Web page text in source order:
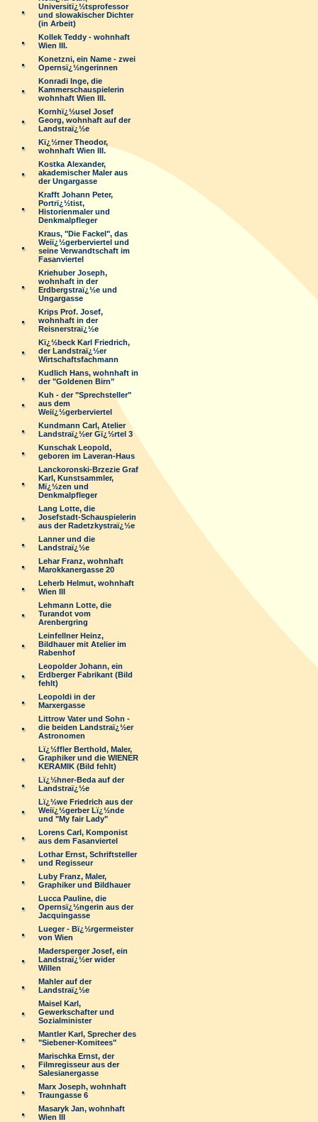
Universitï¿½tsprofessor
und slowakischer Dichter
(in Arbeit)
Kollek Teddy - wohnhaft
Wien III.
Konetzni, ein Name - zwei
Opernsï¿½ngerinnen
Konradi Inge, die
Kammerschauspielerin
wohnhaft Wien III.
Kornhï¿½usel Josef
Georg, wohnhaft auf der
Landstraï¿½e
Kï¿½rner Theodor,
wohnhaft Wien III.
Kostka Alexander,
akademischer Maler aus
der Ungargasse
Krafft Johann Peter,
Portrï¿½tist,
Historienmaler und
Denkmalpfleger
Kraus, "Die Fackel", das
Weiï¿½gerberviertel und
seine Verwandtschaft im
Fasanviertel
Kriehuber Joseph,
wohnhaft in der
Erdbergstraï¿½e und
Ungargasse
Krips Prof. Josef,
wohnhaft in der
Reisnerstraï¿½e
Kï¿½beck Karl Friedrich,
der Landstraï¿½er
Wirtschaftsfachmann
Kudlich Hans, wohnhaft in
der "Goldenen Birn"
Kuh - der "Sprechsteller"
aus dem
Weiï¿½gerberviertel
Kundmann Carl, Atelier
Landstraï¿½er Gï¿½rtel 3
Kunschak Leopold,
geboren im Laveran-Haus
Lanckoronski-Brzezie Graf
Karl, Kunstsammler,
Mï¿½zen und
Denkmalpfleger
Lang Lotte, die
Josefstadt-Schauspielerin
aus der Radetzkystraï¿½e
Lanner und die
Landstraï¿½e
Lehar Franz, wohnhaft
Marokkanergasse 20
Leherb Helmut, wohnhaft
Wien III
Lehmann Lotte, die
Turandot vom
Arenbergring
Leinfellner Heinz,
Bildhauer mit Atelier im
Rabenhof
Leopolder Johann, ein
Erdberger Fabrikant (Bild
fehlt)
Leopoldi in der
Marxergasse
Littrow Vater und Sohn -
die beiden Landstraï¿½er
Astronomen
Lï¿½ffler Berthold, Maler,
Graphiker und die WIENER
KERAMIK (Bild fehlt)
Lï¿½hner-Beda auf der
Landstraï¿½e
Lï¿½we Friedrich aus der
Weiï¿½gerber Lï¿½nde
und "My fair Lady"
Lorens Carl, Komponist
aus dem Fasanviertel
Lothar Ernst, Schriftsteller
und Regisseur
Luby Franz, Maler,
Graphiker und Bildhauer
Lucca Pauline, die
Opernsï¿½ngerin aus der
Jacquingasse
Lueger - Bï¿½rgermeister
von Wien
Madersperger Josef, ein
Landstraï¿½er wider
Willen
Mahler auf der
Landstraï¿½e
Maisel Karl,
Gewerkschafter und
Sozialminister
Mantler Karl, Sprecher des
"Siebener-Komitees"
Marischka Ernst, der
Filmregisseur aus der
Salesianergasse
Marx Joseph, wohnhaft
Traungasse 6
Masaryk Jan, wohnhaft
Wien III